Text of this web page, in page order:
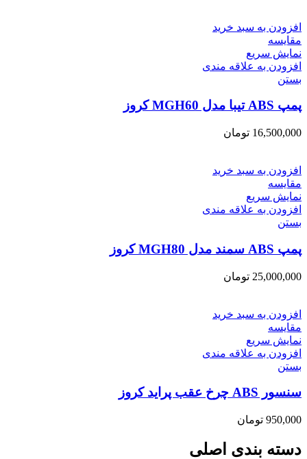
افزودن به سبد خرید
مقایسه
نمایش سریع
افزودن به علاقه مندی
بستن
پمپ ABS تیبا مدل MGH60 کروز
16,500,000 تومان
افزودن به سبد خرید
مقایسه
نمایش سریع
افزودن به علاقه مندی
بستن
پمپ ABS سمند مدل MGH80 کروز
25,000,000 تومان
افزودن به سبد خرید
مقایسه
نمایش سریع
افزودن به علاقه مندی
بستن
سنسور ABS چرخ عقب پراید کروز
950,000 تومان
دسته بندی اصلی